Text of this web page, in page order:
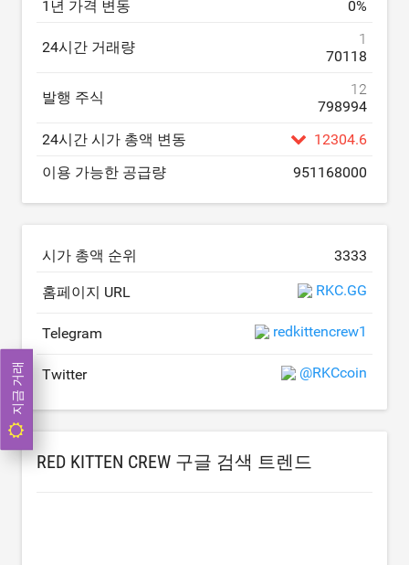
1년 가격 변동 0%
24시간 거래량
1
70118
발행 주식
12
798994
24시간 시가 총액 변동
12304.6
이용 가능한 공급량
951168000
시가 총액 순위 3333
홈페이지 URL RKC.GG
Telegram redkittencrew1
Twitter @RKCcoin
RED KITTEN CREW 구글 검색 트렌드
지금 거래